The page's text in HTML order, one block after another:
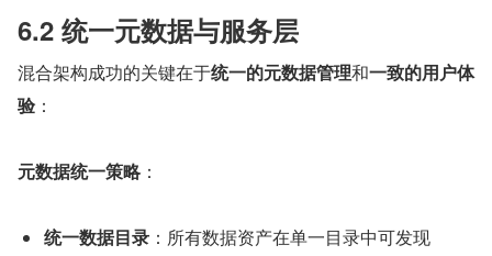
6.2 统一元数据与服务层
混合架构成功的关键在于统一的元数据管理和一致的用户体
验 ：
元数据统一策略：
统一数据目录 ：所有数据资产在单一目录中可发现